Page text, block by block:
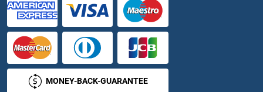
GEM Kits ELISA
GEMC1 Kits ELISA
Geminin Kits ELISA
MONEY-BACK-GUARANTEE